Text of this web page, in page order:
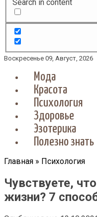
Search in content
Воскресенье 09, Август, 2026
Мода
Красота
Психология
Здоровье
Эзотерика
Полезно знать
Главная » Психология
Чувствуете,
жизни? 7